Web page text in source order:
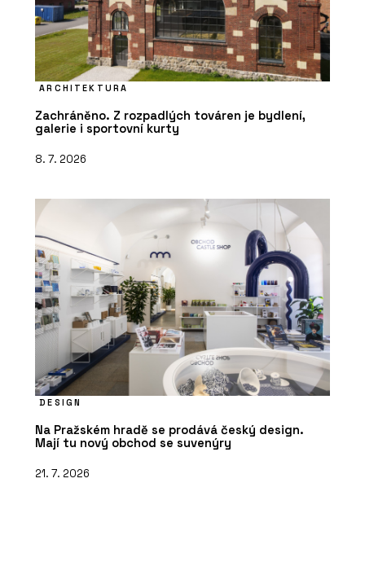
ARCHITEKTURA
Zachráněno. Z rozpadlých továren je bydlení,
galerie i sportovní kurty
8. 7. 2026
DESIGN
Na Pražském hradě se prodává český design.
Mají tu nový obchod se suvenýry
21. 7. 2026